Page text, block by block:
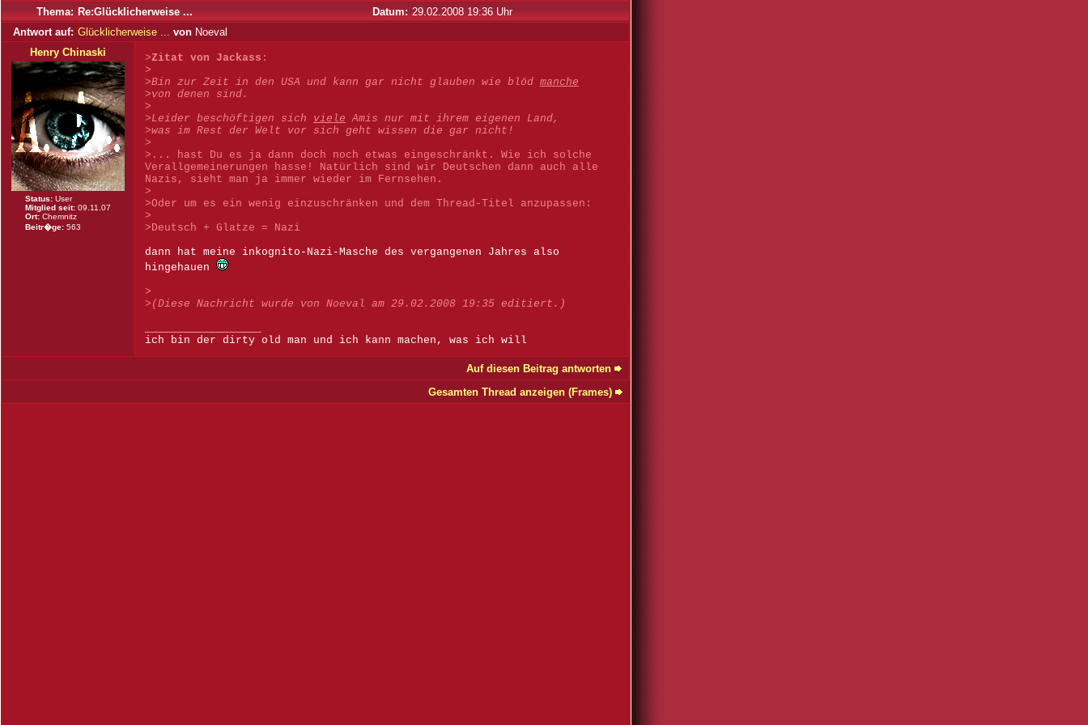
Thema: Re:Glücklicherweise ... Datum: 29.02.2008 19:36 Uhr
Antwort auf: Glücklicherweise ... von Noeval
Henry Chinaski
Status: User
Mitglied seit: 09.11.07
Ort: Chemnitz
Beitr�ge: 563
>Zitat von Jackass :
>
>Bin zur Zeit in den USA und kann gar nicht glauben wie blöd manche
>von denen sind.
>
>Leider beschöftigen sich viele Amis nur mit ihrem eigenen Land,
>was im Rest der Welt vor sich geht wissen die gar nicht!
>
>... hast Du es ja dann doch noch etwas eingeschränkt. Wie ich solche
Verallgemeinerungen hasse! Natürlich sind wir Deutschen dann auch alle
Nazis, sieht man ja immer wieder im Fernsehen.
>
>Oder um es ein wenig einzuschränken und dem Thread-Titel anzupassen:
>
>Deutsch + Glatze = Nazi
dann hat meine inkognito-Nazi-Masche des vergangenen Jahres also
hingehauen
>
> (Diese Nachricht wurde von Noeval am 29.02.2008 19:35 editiert.)
ich bin der dirty old man und ich kann machen, was ich will
Auf diesen Beitrag antworten
Gesamten Thread anzeigen (Frames)